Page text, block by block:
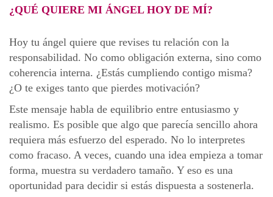
¿QUÉ QUIERE MI ÁNGEL HOY DE MÍ?
Hoy tu ángel quiere que revises tu relación con la
responsabilidad. No como obligación externa, sino como
coherencia interna. ¿Estás cumpliendo contigo misma?
¿O te exiges tanto que pierdes motivación?
Este mensaje habla de equilibrio entre entusiasmo y
realismo. Es posible que algo que parecía sencillo ahora
requiera más esfuerzo del esperado. No lo interpretes
como fracaso. A veces, cuando una idea empieza a tomar
forma, muestra su verdadero tamaño. Y eso es una
oportunidad para decidir si estás dispuesta a sostenerla.